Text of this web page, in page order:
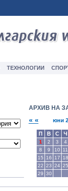
ТЕXНОЛОГИИ
АРХИВ НА
« « юни
П В С Ч
1 2 3
4
8
9 10
11
15
16 17
18
22 23 24 25
29 30